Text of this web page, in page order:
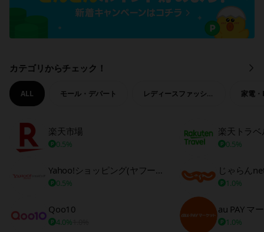
も
と
カテゴリからチェック！
ALL モール・デパート レディースファッション 家電
楽天市場
0.5%
Yahoo!ショッピング(ヤフーショッピング)
0.5%
Qoo10
4.0%
楽天トラベ
0.5%
じゃらん
1.0%
au PAY マ
1.0%